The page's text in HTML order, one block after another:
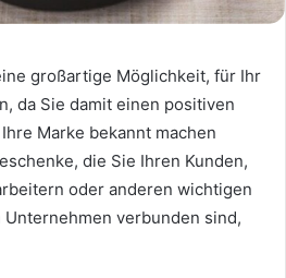
großartige Möglichkeit, für Ihr
da Sie damit einen positiven
Marke bekannt machen
die Sie Ihren Kunden,
oder anderen wichtigen
verbunden sind,